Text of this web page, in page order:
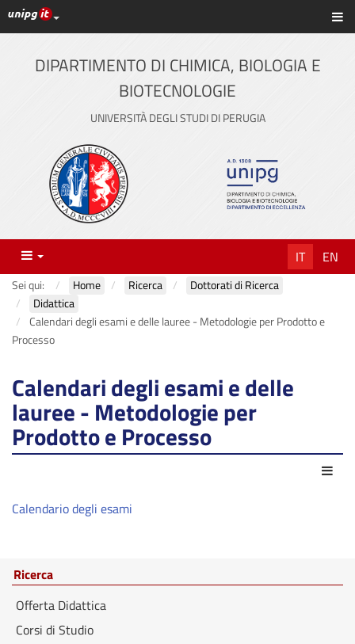
Vai
al
contenuto
principale
Link ai principali servizi web di Ateneo
DIPARTIMENTO DI CHIMICA, BIOLOGIA E
BIOTECNOLOGIE
UNIVERSITÀ DEGLI STUDI DI PERUGIA
Menu IT EN
Sei qui: Home Ricerca
Dottorati di Ricerca
Didattica
Calendari degli esami e delle lauree - Metodologie per Prodotto e
Processo
Calendari degli esami e delle
lauree - Metodologie per
Prodotto e Processo
Calendario degli esami
Ricerca
Offerta Didattica
Corsi di Studio